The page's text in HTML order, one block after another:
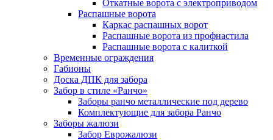
Откатные ворота с электроприводом
Распашные ворота
Каркас распашных ворот
Распашные ворота из профнастила
Распашные ворота с калиткой
Временные ограждения
Габионы
Доска ДПК для забора
Забор в стиле «Ранчо»
Заборы ранчо металлические под дерево
Комплектующие для забора Ранчо
Заборы жалюзи
Забор Еврожалюзи